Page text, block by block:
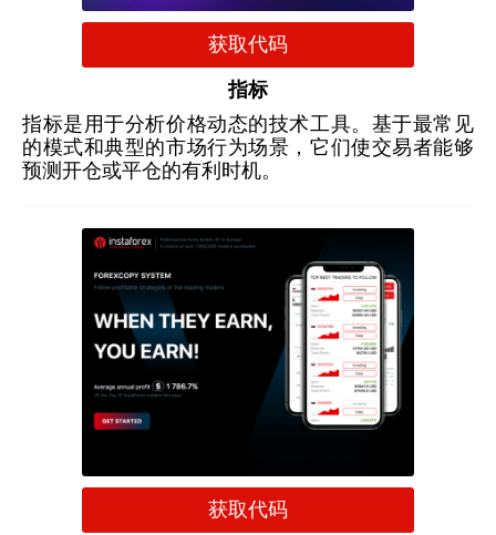
获取代码
指标
指标是用于分析价格动态的技术工具。基于最常见
的模式和典型的市场行为场景，它们使交易者能够
预测开仓或平仓的有利时机。
获取代码